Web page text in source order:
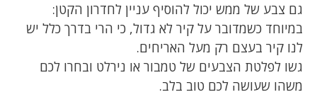
גם צבע של ממש יכול להוסיף עניין לחדרון הקטן:
במיוחד כשמדובר על קיר לא גדול, כי הרי בדרך כלל יש
לנו קיר בעצם רק מעל האריחים.
גשו לפלטת הצבעים של טמבור או נירלט ובחרו לכם
משהו שעושה לכם טוב בלב.